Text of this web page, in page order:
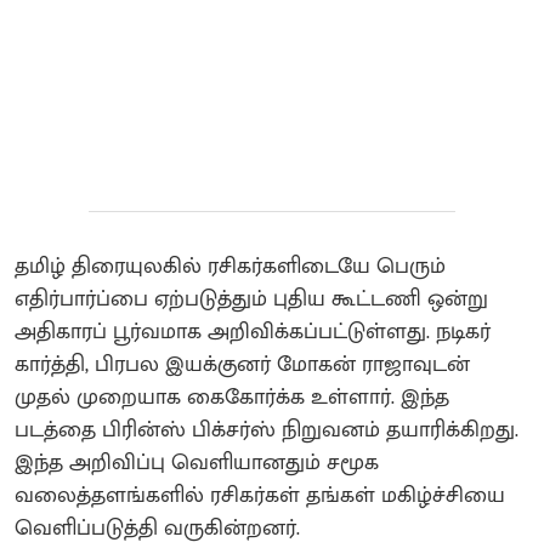
தமிழ் திரையுலகில் ரசிகர்களிடையே பெரும்
எதிர்பார்ப்பை ஏற்படுத்தும் புதிய கூட்டணி ஒன்று
அதிகாரப் பூர்வமாக அறிவிக்கப்பட்டுள்ளது. நடிகர்
கார்த்தி, பிரபல இயக்குனர் மோகன் ராஜாவுடன்
முதல் முறையாக கைகோர்க்க உள்ளார். இந்த
படத்தை பிரின்ஸ் பிக்சர்ஸ் நிறுவனம் தயாரிக்கிறது.
இந்த அறிவிப்பு வெளியானதும் சமூக
வலைத்தளங்களில் ரசிகர்கள் தங்கள் மகிழ்ச்சியை
வெளிப்படுத்தி வருகின்றனர்.